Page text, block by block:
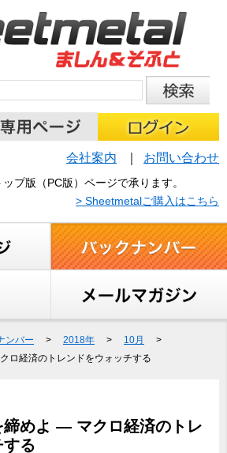
会社案内 お問い合わせ
プ版（PC版）ページで承ります。
> Sheetmetalご購入はこちら
ンバー > 2018年 > 10月
>
ロ経済のトレンドをウォッチする
締めよ ― マクロ経済のトレ
する